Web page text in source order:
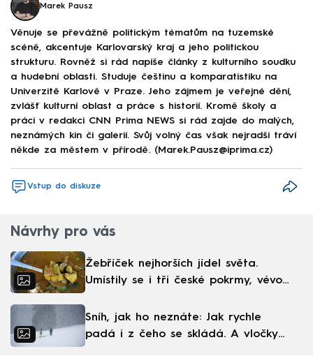
Marek Pausz
Věnuje se převážně politickým tématům na tuzemské
scéně, akcentuje Karlovarský kraj a jeho politickou
strukturu. Rovněž si rád napíše články z kulturního soudku
a hudební oblasti. Studuje češtinu a komparatistiku na
Univerzitě Karlově v Praze. Jeho zájmem je veřejné dění,
zvlášť kulturní oblast a práce s historií. Kromě školy a
práci v redakci CNN Prima NEWS si rád zajde do malých,
neznámých kin či galerií. Svůj volný čas však nejradši tráví
někde za městem v přírodě. (Marek.Pausz@iprima.cz)
Vstup do diskuze
Návrhy pro vás
Žebříček nejhorších jídel světa.
Umístily se i tři české pokrmy, vévodí
Sníh, jak ho neznáte: Jak rychle
padá i z čeho se skládá. A vločky